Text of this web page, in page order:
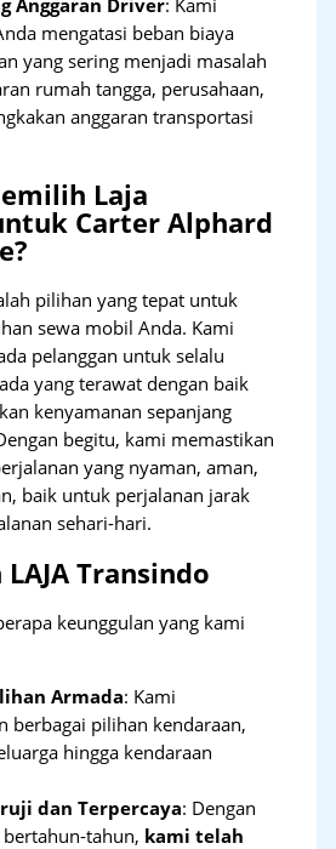
mengatasi beban biaya
yang sering menjadi masalah
rumah tangga, perusahaan,
anggaran transportasi
Laja
Carter Alphard
pilihan yang tepat untuk
sewa mobil Anda. Kami
pelanggan untuk selalu
yang terawat dengan baik
kenyamanan sepanjang
begitu, kami memastikan
yang nyaman, aman,
baik untuk perjalanan jarak
sehari-hari.
Transindo
keunggulan yang kami
Armada: Kami
berbagai pilihan kendaraan,
hingga kendaraan
dan Terpercaya: Dengan
tahun, kami telah